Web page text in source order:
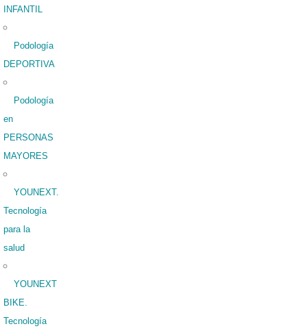
INFANTIL
Podología
DEPORTIVA
Podología
en
PERSONAS
MAYORES
YOUNEXT.
Tecnología
para la
salud
YOUNEXT
BIKE.
Tecnología